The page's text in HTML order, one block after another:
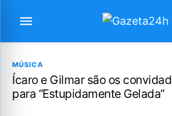
MÚSICA
Ícaro e Gilmar são os
para “Estupidamente Gelada”